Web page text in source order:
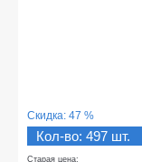
Скидка: 47 %
Кол-во: 497 шт.
Старая цена: